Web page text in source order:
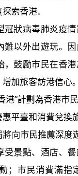
索香港。
狀病毒肺炎疫情
難以外出遊玩。
，鼓勵市民在香
加旅客訪港信心。
”計劃為香港市
平臺和消費兌換
市民推薦深度
受景點、酒店、
；市民消費滿指